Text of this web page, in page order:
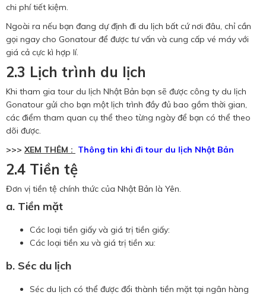
chi phí tiết kiệm.
Ngoài ra nếu bạn đang dự định đi du lịch bất cứ nơi đâu, chỉ cần
gọi ngay cho Gonatour để được tư vấn và cung cấp vé máy với
giá cả cực kì hợp lí.
2.3 Lịch trình du lịch
Khi tham gia tour du lịch Nhật Bản bạn sẽ được công ty du lịch
Gonatour gửi cho bạn một lịch trình đầy đủ bao gồm thời gian,
các điểm tham quan cụ thể theo từng ngày để bạn có thể theo
dõi được.
>>> XEM THÊM : Thông tin khi đi tour du lịch Nhật Bản
2.4 Tiền tệ
Đơn vị tiền tệ chính thức của Nhật Bản là Yên.
a. Tiền mặt
Các loại tiền giấy và giá trị tiền giấy:
Các loại tiền xu và giá trị tiền xu:
b. Séc du lịch
Séc du lịch có thể được đổi thành tiền mặt tại ngân hàng